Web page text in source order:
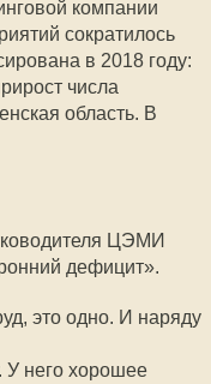
компании
сократилось
в 2018 году:
числа
область. В
ЦЭМИ
дефицит».
это одно. И наряду
У него хорошее